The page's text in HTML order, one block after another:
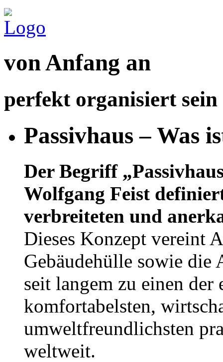
von Anfang an
perfekt organisiert sein
Passivhaus – Was
Der Begriff
Wolfgang Feist
verbreiteten und
Dieses Konzept vereint
Gebäudehülle sowie die
seit langem zu einen der
komfortabelsten,
umweltfreundlichsten
weltweit.